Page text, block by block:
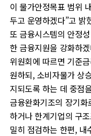
이 물가안정목표 범위
두고 운영하겠다”고 밝
또 금융시스템의 안정
한 금융지원을 강화하
위원회에 따르면 기준
원하되, 소비자물가 상
지되도록 하는 데 중점
금융완화기조의 장기
하거나 한계기업의 구
밀히 점검하는 한편, 내